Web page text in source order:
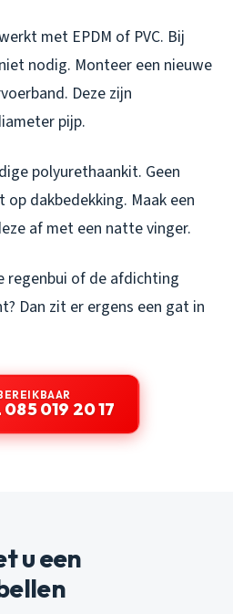
met EPDM of PVC. Bij
nodig. Monteer een nieuwe
Deze zijn
pijp.
polyurethaankit. Geen
dakbedekking. Maak een
af met een natte vinger.
regenbui of de afdichting
Dan zit er ergens een gat in
085 019 20 17
u een